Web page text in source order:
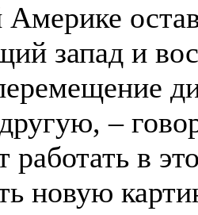
запад и
–
в
новую